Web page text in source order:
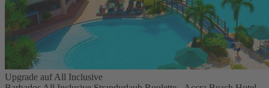
Upgrade auf All Inclusive